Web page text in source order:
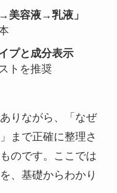
→美容液→乳液」
プと成分表示
トを推奨
りながら、「なぜ
まで正確に整理さ
のです。ここでは
、基礎からわかり